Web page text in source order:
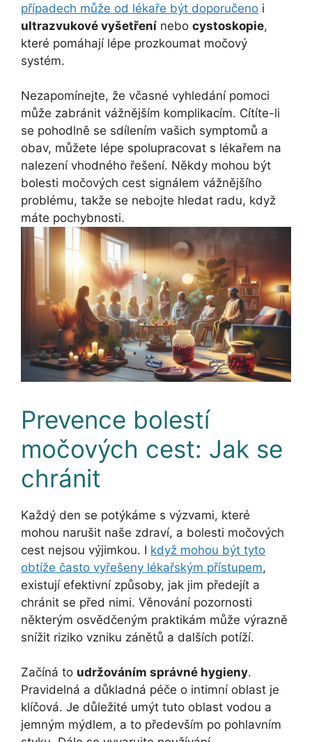
případech může od lékaře být doporučeno i
ultrazvukové vyšetření nebo cystoskopie,
které pomáhají lépe prozkoumat močový
systém.
Nezapomínejte, že včasné vyhledání pomoci
může zabránit vážnějším komplikacím. Cítíte-li
se pohodlně se sdílením vašich symptomů a
obav, můžete lépe spolupracovat s lékařem na
nalezení vhodného řešení. Někdy mohou být
bolesti močových cest signálem vážnějšího
problému, takže se nebojte hledat radu, když
máte pochybnosti.
Prevence bolestí
močových cest: Jak se
chránit
Každý den se potýkáme s výzvami, které
mohou narušit naše zdraví, a bolesti močových
cest nejsou výjimkou. I když mohou být tyto
obtíže často vyřešeny lékařským přístupem,
existují efektivní způsoby, jak jim předejít a
chránit se před nimi. Věnování pozornosti
některým osvědčeným praktikám může výrazně
snížit riziko vzniku zánětů a dalších potíží.
Začíná to udržováním správné hygieny.
Pravidelná a důkladná péče o intimní oblast je
klíčová. Je důležité umýt tuto oblast vodou a
jemným mýdlem, a to především po pohlavním